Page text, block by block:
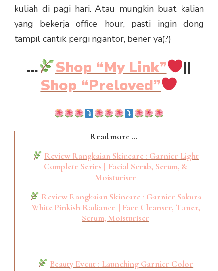
kuliah di pagi hari. Atau mungkin buat kalian
yang bekerja office hour, pasti ingin dong
tampil cantik pergi ngantor, bener ya(?)
… Shop “My Link”
||
Shop “Preloved”
Read more …
Review Rangkaian Skincare : Garnier Light
Complete Series || Facial Scrub, Serum, &
Moisturiser
Review Rangkaian Skincare : Garnier Sakura
White Pinkish Radiance || Face Cleanser, Toner,
Serum, Moisturiser
Beauty Event : Launching Garnier Color